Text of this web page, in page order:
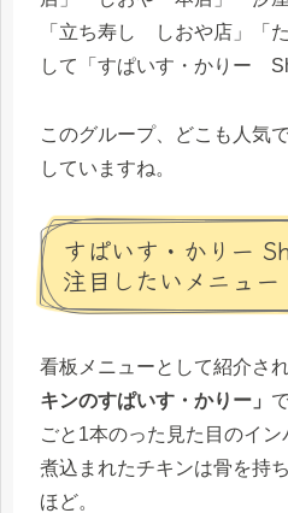
「立ち寿し しおや店」「
して「すぱいす・かりー
このグループ、どこも人気
していますね。
すぱいす・かりー
注目したいメニュー
看板メニューとして紹介さ
キンのすぱいす・かりー」
ごと1本のった見た目のイ
煮込まれたチキンは骨を持
ほど。